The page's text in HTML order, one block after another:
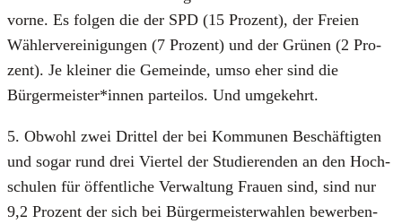
vor­ne. Es fol­gen die der SPD (15 Pro­zent), der Frei­en
Wäh­ler­ver­ei­ni­gun­gen (7 Pro­zent) und der Grü­nen (2 Pro­
zent). Je klei­ner die Gemein­de, umso eher sind die
Bürgermeister*innen par­tei­los. Und umge­kehrt.
5. Obwohl zwei Drit­tel der bei Kom­mu­nen Beschäf­tig­ten
und sogar rund drei Vier­tel der Stu­die­ren­den an den Hoch­
schu­len für öffent­li­che Ver­wal­tung Frau­en sind, sind nur
9,2 Pro­zent der sich bei Bür­ger­meis­ter­wah­len bewer­ben­